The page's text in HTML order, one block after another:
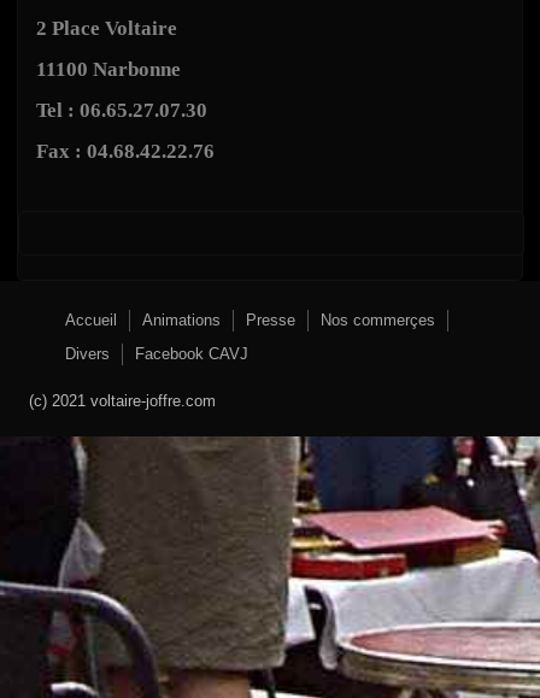
2 Place Voltaire
11100 Narbonne
Tel : 06.65.27.07.30
Fax : 04.68.42.22.76
Accueil Animations Presse
Nos commerçes
Divers
Facebook CAVJ
(c) 2021 voltaire-joffre.com